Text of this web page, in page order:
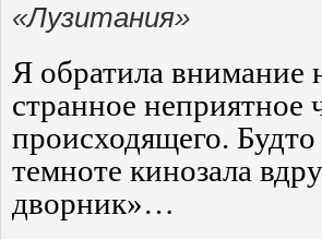
«Лузитания»
Я обратила внимание
странное неприятное
происходящего. Будто
темноте кинозала
дворник»…